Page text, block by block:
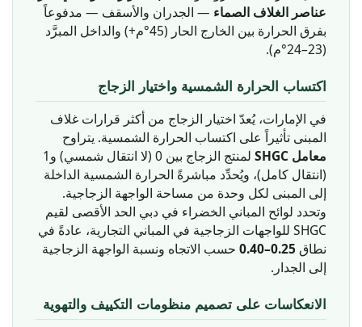
عناصر الغلاف الصماء — الجدران والأسقف — مدفوعاً
بفرق الحرارة بين الخارج الحار (45°م+) والداخل المبرَّد
(23–24°م).
اكتساب الحرارة الشمسية واختيار الزجاج
في الإمارات، يُعدّ اختيار الزجاج من أكثر قرارات غلاف
المبنى تأثيراً على اكتساب الحرارة الشمسية. يتراوح
معامل SHGC
لمنتج الزجاج بين 0 (لا انتقال شمسي) و1
(انتقال كامل)، ويُحدِّد مباشرةً الحرارة الشمسية الداخلة
إلى المبنى لكل وحدة من مساحة الواجهة الزجاجية.
وتحدد لوائح المباني الخضراء في دبي الحد الأقصى لقيم
SHGC للواجهات الزجاجية في المباني التجارية، عادةً في
نطاق0.25–0.40
حسب الاتجاه ونسبة الواجهة الزجاجية
إلى الجدار.
الانعكاسات على تصميم منظومات التكييف والتهوية